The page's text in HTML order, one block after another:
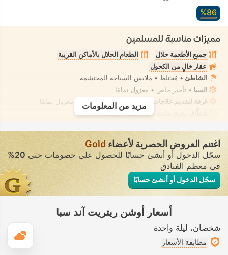
86‏%
مميزات مناسبة للمسلمين
جميع الأطعمة حلال
الطعام الحلال بالأماكن القريبة
عقار خالٍ من الكحول
الشاطئ • مُختلط • ملابس السباحة المحتشمة
السبا • تأجير خاص • معزول تمامًا
غرفة لتقديم علاجات السبا، تدليك • تأجير خاص • معزول تمامًا
• في جميع الغرف
مزيد من المعلومات
اغتنم العروض الحصرية لأعضاء Gold
سجّل الدخول أو أنشئ حسابًا للحصول على خصومات حتى20%
في معظم الفنادق
سجّل الدخول أو أنشئ حسابًا
أسعار أوشن ريتريت آند سبا
شخصان ليلة واحدة
مطابقة الأسعار